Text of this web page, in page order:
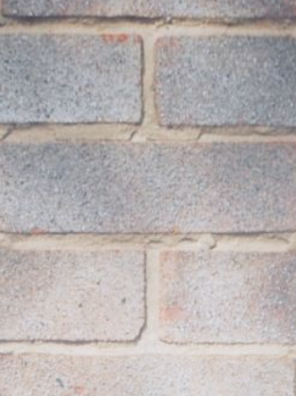
Marketing
Moda
Motoryzacja
Rodzina/Dziecko/Ciąża
Rozrywka
RTV/AGD
Ślub/Wesele
Sport/Fitness/Kulturystyka
Transport/Logistyka
Turystyka/Podróże
Uroda
Zakupy/Opinie
Zdrowie
Zoologia/Rolnictwo/Leśnictwo